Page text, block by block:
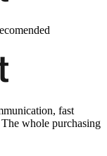
fast
whole purchasing